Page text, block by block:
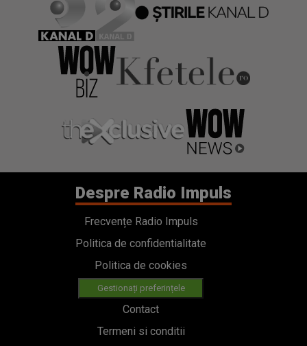
Despre Radio Impuls
Frecvențe Radio Impuls
Politica de confidentialitate
Politica de cookies
Gestionați preferințele
Contact
Termeni si conditii